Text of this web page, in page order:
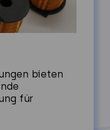
bieten
für